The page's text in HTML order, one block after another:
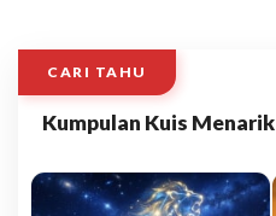
CARI TAHU
Kumpulan Kuis Menarik